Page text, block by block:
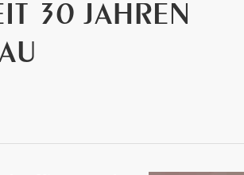
30 JAHREN